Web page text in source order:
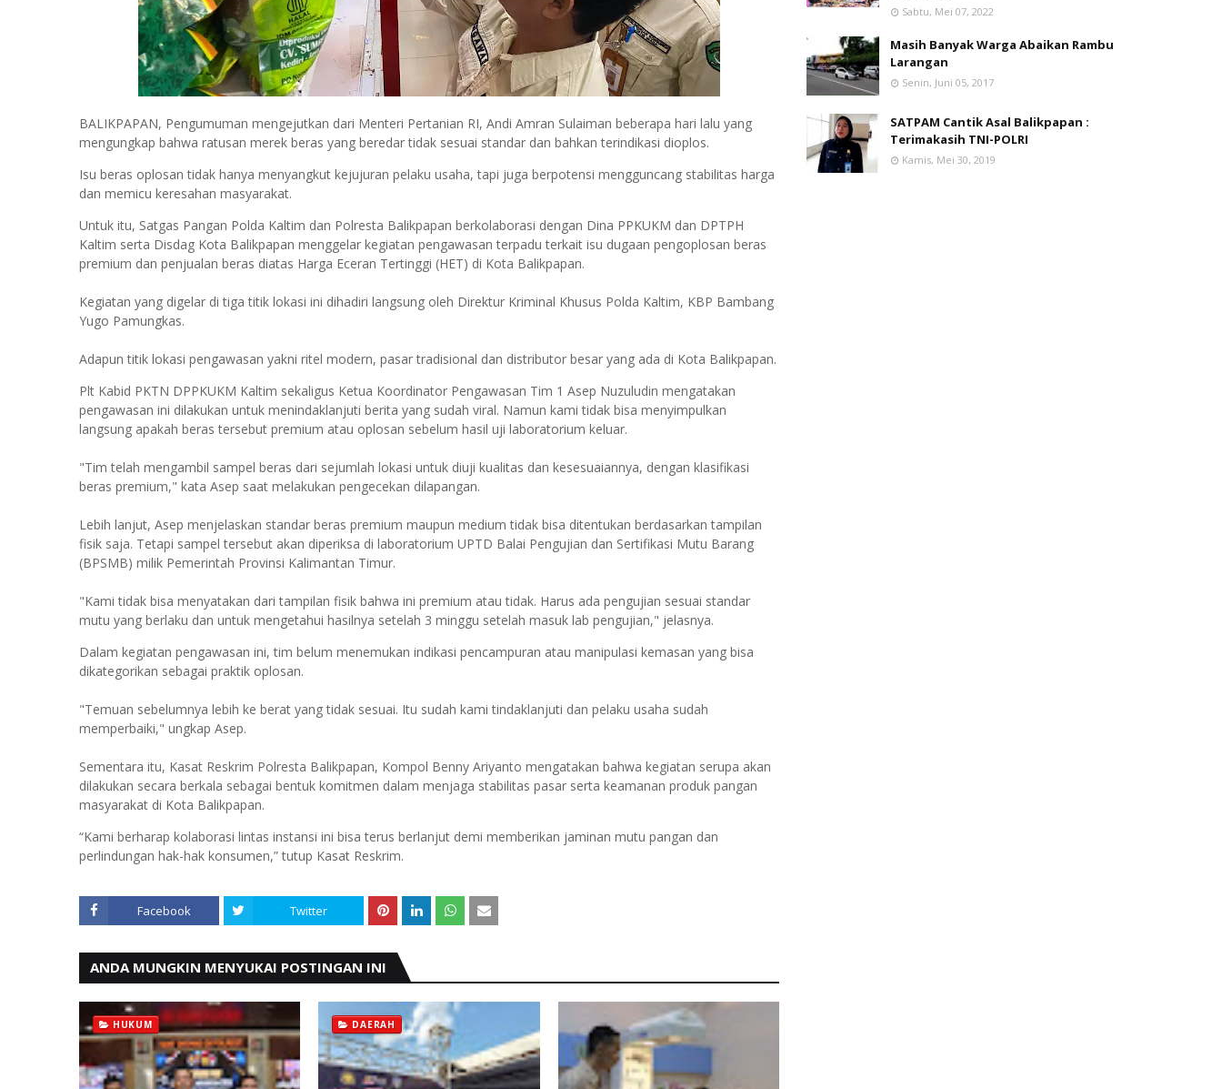
BALIKPAPAN, Pengumuman mengejutkan dari Menteri Pertanian RI, Andi Amran Sulaiman beberapa hari lalu yang
mengungkap bahwa ratusan merek beras yang beredar tidak sesuai standar dan bahkan terindikasi dioplos.
Isu beras oplosan tidak hanya menyangkut kejujuran pelaku usaha, tapi juga berpotensi mengguncang stabilitas harga
dan memicu keresahan masyarakat.
Untuk itu, Satgas Pangan Polda Kaltim dan Polresta Balikpapan berkolaborasi dengan Dina PPKUKM dan DPTPH
Kaltim serta Disdag Kota Balikpapan menggelar kegiatan pengawasan terpadu terkait isu dugaan pengoplosan beras
premium dan penjualan beras diatas Harga Eceran Tertinggi (HET) di Kota Balikpapan.
Kegiatan yang digelar di tiga titik lokasi ini dihadiri langsung oleh Direktur Kriminal Khusus Polda Kaltim, KBP Bambang
Yugo Pamungkas.
Adapun titik lokasi pengawasan yakni ritel modern, pasar tradisional dan distributor besar yang ada di Kota Balikpapan.
Plt Kabid PKTN DPPKUKM Kaltim sekaligus Ketua Koordinator Pengawasan Tim 1 Asep Nuzuludin mengatakan
pengawasan ini dilakukan untuk menindaklanjuti berita yang sudah viral. Namun kami tidak bisa menyimpulkan
langsung apakah beras tersebut premium atau oplosan sebelum hasil uji laboratorium keluar.
"Tim telah mengambil sampel beras dari sejumlah lokasi untuk diuji kualitas dan kesesuaiannya, dengan klasifikasi
beras premium," kata Asep saat melakukan pengecekan dilapangan.
Lebih lanjut, Asep menjelaskan standar beras premium maupun medium tidak bisa ditentukan berdasarkan tampilan
fisik saja. Tetapi sampel tersebut akan diperiksa di laboratorium UPTD Balai Pengujian dan Sertifikasi Mutu Barang
(BPSMB) milik Pemerintah Provinsi Kalimantan Timur.
"Kami tidak bisa menyatakan dari tampilan fisik bahwa ini premium atau tidak. Harus ada pengujian sesuai standar
mutu yang berlaku dan untuk mengetahui hasilnya setelah 3 minggu setelah masuk lab pengujian," jelasnya.
Dalam kegiatan pengawasan ini, tim belum menemukan indikasi pencampuran atau manipulasi kemasan yang bisa
dikategorikan sebagai praktik oplosan.
"Temuan sebelumnya lebih ke berat yang tidak sesuai. Itu sudah kami tindaklanjuti dan pelaku usaha sudah
memperbaiki," ungkap Asep.
Sementara itu, Kasat Reskrim Polresta Balikpapan, Kompol Benny Ariyanto mengatakan bahwa kegiatan serupa akan
dilakukan secara berkala sebagai bentuk komitmen dalam menjaga stabilitas pasar serta keamanan produk pangan
masyarakat di Kota Balikpapan.
“Kami berharap kolaborasi lintas instansi ini bisa terus berlanjut demi memberikan jaminan mutu pangan dan
perlindungan hak-hak konsumen,” tutup Kasat Reskrim.
Facebook Twitter
ANDA MUNGKIN MENYUKAI POSTINGAN INI
HUKUM DAERAH
Sabtu, Mei 07, 2022
Masih Banyak Warga Abaikan Rambu
Larangan
Senin, Juni 05, 2017
SATPAM Cantik Asal Balikpapan :
Terimakasih TNI-POLRI
Kamis, Mei 30, 2019